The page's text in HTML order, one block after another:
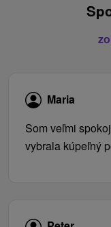
Maria
Som veľmi
vybrala kúpeľný